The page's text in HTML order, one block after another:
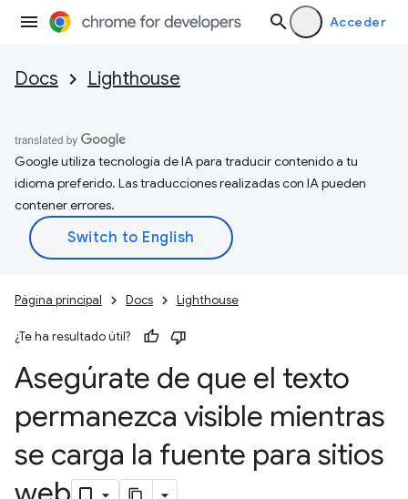
Acceder
Docs Lighthouse
Google utiliza tecnología de IA para traducir contenido a tu
idioma preferido. Las traducciones realizadas con IA pueden
contener errores.
Página principal Docs Lighthouse
¿Te ha resultado útil?
Asegúrate de que el texto
permanezca visible mientras
se carga la fuente para sitios